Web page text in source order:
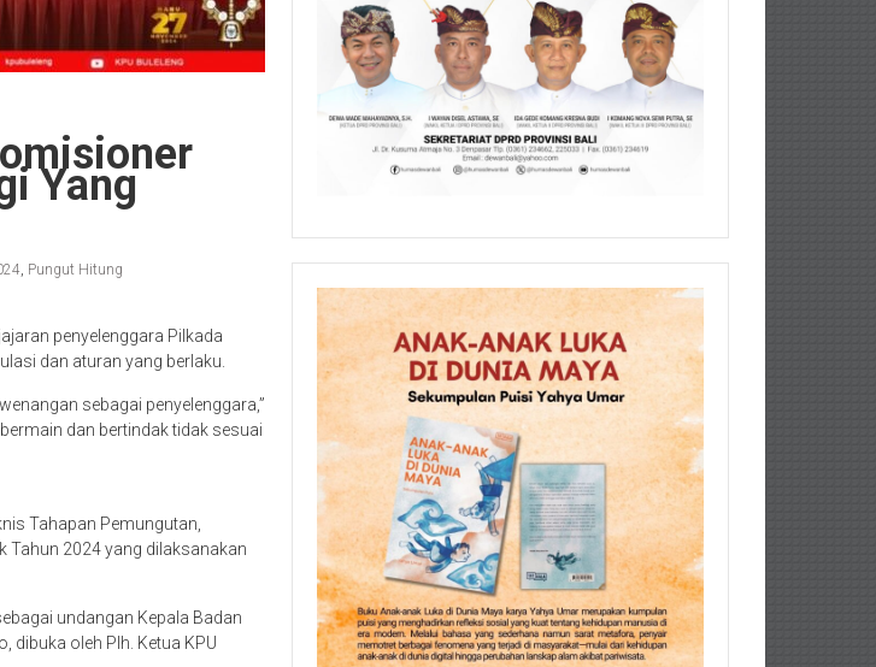
Yang
, Pungut Hitung
penyelenggara Pilkada
dan aturan yang berlaku.
sebagai penyelenggara,”
dan bertindak tidak sesuai
Tahapan Pemungutan,
Tahun 2024 yang dilaksanakan
undangan Kepala Badan
dibuka oleh Plh. Ketua KPU